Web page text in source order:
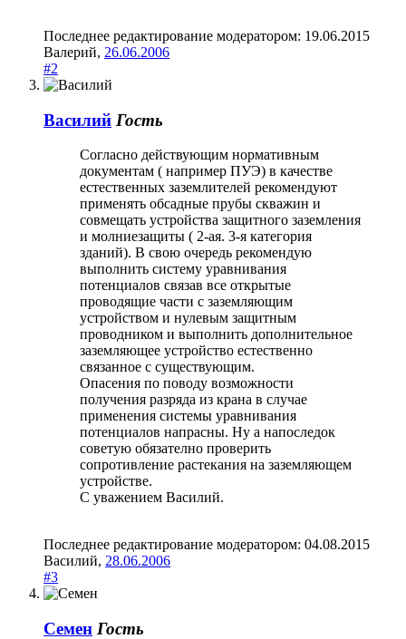
Последнее редактирование модератором: 19.06.2015
Валерий, 26.06.2006
#2
Василий Гость
Согласно действующим нормативным
документам ( например ПУЭ) в качестве
естественных заземлителей рекомендуют
применять обсадные прубы скважин и
совмещать устройства защитного заземления
и молниезащиты ( 2-ая. 3-я категория
зданий). В свою очередь рекомендую
выполнить систему уравнивания
потенциалов связав все открытые
проводящие части с заземляющим
устройством и нулевым защитным
проводником и выполнить дополнительное
заземляющее устройство естественно
связанное с существующим.
Опасения по поводу возможности
получения разряда из крана в случае
применения системы уравнивания
потенциалов напрасны. Ну а напоследок
советую обязателно проверить
сопротивление растекания на заземляющем
устройстве.
С уважением Василий.
Последнее редактирование модератором: 04.08.2015
Василий, 28.06.2006
#3
Семен Гость